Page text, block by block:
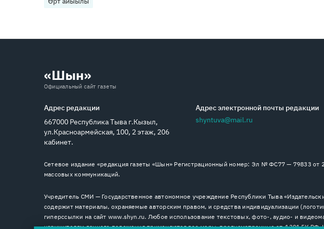
«Шын»
Официальный сайт газеты
Адрес редакции
667000 Республика Тыва г.Кызыл,
ул.Красноармейская, 100, 2 этаж, 206
кабинет.
Адрес электронной почты редакции
shyntuva@mail.ru
Сетевое издание «редакция газеты «Шын» Регистрационный номер: Эл № ФС77 — 79833
массовых коммуникаций.
Учредитель СМИ — Государственное автономное учреждение Республики Тыва
содержит материалы, охраняемые авторским правом, и средства индивидуализации
гиперссылки на сайт www.shyn.ru. Любое использование текстовых, фото-, аудио- и
нарушителям данного положения применяются все меры, предусмотренные ст. 1301 ГК